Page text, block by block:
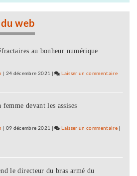
web
au bonheur numérique
| 24 décembre 2021 | Laisser un commentaire
cherche
devant les assises
| 09 décembre 2021 | Laisser un commentaire on
sa
|
le directeur du bras armé du